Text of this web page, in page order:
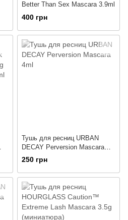
Better Than Sex Mascara 3.9ml
400 грн
Тушь для ресниц URBAN
DECAY Perversion Mascara
4ml
250 грн